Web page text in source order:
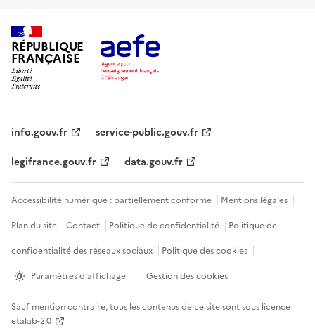
RÉPUBLIQUE
FRANÇAISE
info.gouv.fr
service-public.gouv.fr
legifrance.gouv.fr
data.gouv.fr
Accessibilité numérique : partiellement conforme
Mentions légales
Plan du site
Contact Politique de confidentialité
Politique de
confidentialité des réseaux sociaux
Politique des cookies
Paramètres d'affichage
Gestion des cookies
Sauf mention contraire, tous les contenus de ce site sont sous licence
etalab-2.0